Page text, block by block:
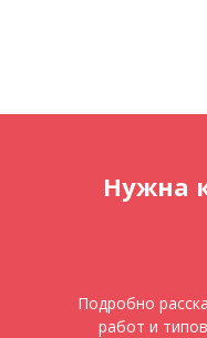
Нужна
Подробно
работ и